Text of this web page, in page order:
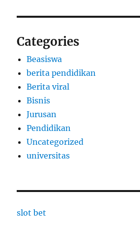
Categories
Beasiswa
berita pendidikan
Berita viral
Bisnis
Jurusan
Pendidikan
Uncategorized
universitas
slot bet